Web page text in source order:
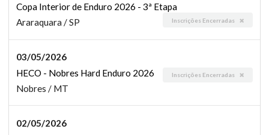
Copa Interior de Enduro 2026 - 3ª Etapa
Inscrições Encerradas
Araraquara / SP
03/05/2026
HECO - Nobres Hard Enduro 2026
Inscrições Encerradas
Nobres / MT
02/05/2026